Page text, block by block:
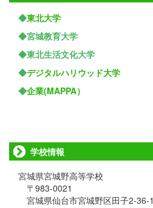
◆東北大学
◆宮城教育大学
◆東北生活文化大学
◆デジタルハリウッド大学
◆企業(MAPPA）
学校情報
宮城県宮城野高等学校
〒983-0021
宮城県仙台市宮城野区田子2-36-1